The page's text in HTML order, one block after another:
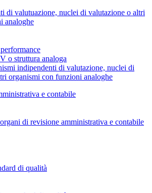
di valutuazione, nuclei di valutazione o altri
analoghe
o struttura analoga
indipendenti di valutazione, nuclei di
organismi con funzioni analoghe
e contabile
di revisione amministrativa e contabile
di qualità